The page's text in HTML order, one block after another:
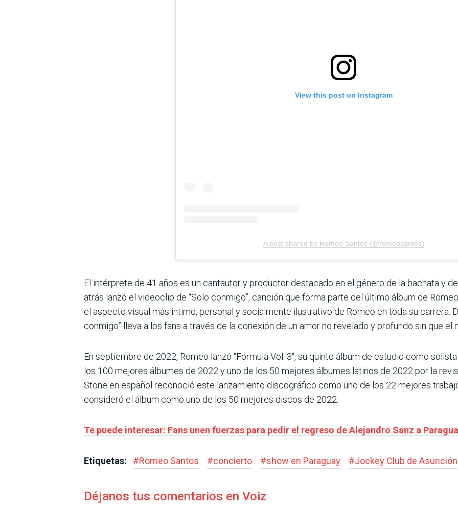
View this post on Instagram
A post shared by Romeo Santos (@romeosantos)
El intérprete de 41 años es un cantautor y productor destacado en el género de la bachata y
atrás lanzó el videoclip de “Solo conmigo”, canción que forma parte del último álbum de
el aspecto visual más íntimo, personal y socialmente ilustrativo de Romeo en toda su carrera.
conmigo” lleva a los fans a través de la conexión de un amor no revelado y profundo sin que el
En septiembre de 2022, Romeo lanzó “Fórmula Vol. 3″, su quinto álbum de estudio como
los 100 mejores álbumes de 2022 y uno de los 50 mejores álbumes latinos de 2022 por la
Stone en español reconoció este lanzamiento discográfico como uno de los 22 mejores
consideró el álbum como uno de los 50 mejores discos de 2022.
Te puede interesar: Fans unen fuerzas para pedir el regreso de Alejandro Sanz a
Etiquetas: #Romeo Santos #concierto #show en Paraguay #Jockey Club de Asunción
Déjanos tus comentarios en Voiz